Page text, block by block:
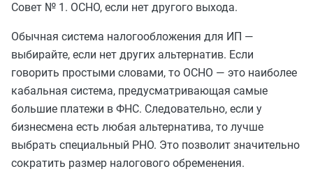
Совет № 1. ОСНО, если нет другого выхода.
Обычная система налогообложения для ИП —
выбирайте, если нет других альтернатив. Если
говорить простыми словами, то ОСНО — это наиболее
кабальная система, предусматривающая самые
большие платежи в ФНС. Следовательно, если у
бизнесмена есть любая альтернатива, то лучше
выбрать специальный РНО. Это позволит значительно
сократить размер налогового обременения.